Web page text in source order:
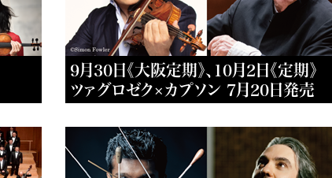
9月30日《大阪定期》、10月2日《定期》
ツァグロゼク×カプソン 7月20日発売